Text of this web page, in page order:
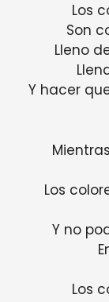
Los
Son
Lleno
Y hacer
Los
Y no
Los